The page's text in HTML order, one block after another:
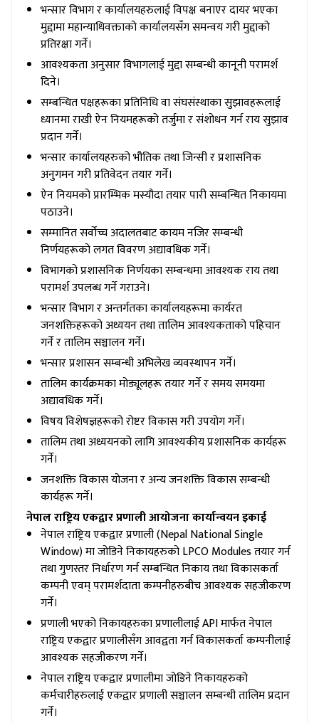
भन्सार विभाग र कार्यालयहरुलाई विपक्ष बनाएर दायर भएका
मुद्दामा महान्याधिवक्ताको कार्यालयसँग समन्वय गरी मुद्दाको
प्रतिरक्षा गर्ने।
आवश्यकता अनुसार विभागलाई मुद्दा सम्बन्धी कानूनी परामर्श
दिने।
सम्बन्धित पक्षहरूका प्रतिनिधि वा संघसंस्थाका सुझावहरूलाई
ध्यानमा राखी ऐन नियमहरूको तर्जुमा र संशोधन गर्न राय सुझाव
प्रदान गर्ने।
भन्सार कार्यालयहरुको भौतिक तथा जिन्सी र प्रशासनिक
अनुगमन गरी प्रतिवेदन तयार गर्ने।
ऐन नियमको प्रारम्भिक मस्यौदा तयार पारी सम्बन्धित निकायमा
पठाउने।
सम्मानित सर्वोच्च अदालतबाट कायम नजिर सम्बन्धी
निर्णयहरूको लगत विवरण अद्यावधिक गर्ने।
विभागको प्रशासनिक निर्णयका सम्बन्धमा आवश्यक राय तथा
परामर्श उपलब्ध गर्ने गराउने।
भन्सार विभाग र अन्तर्गतका कार्यालयहरूमा कार्यरत
जनशक्तिहरूको अध्ययन तथा तालिम आवश्यकताको पहिचान
गर्ने र तालिम सञ्चालन गर्ने।
भन्सार प्रशासन सम्बन्धी अभिलेख व्यवस्थापन गर्ने।
तालिम कार्यक्रमका मोड्यूलहरू तयार गर्ने र समय समयमा
अद्यावधिक गर्ने।
विषय विशेषज्ञहरूको रोष्टर विकास गरी उपयोग गर्ने।
तालिम तथा अध्ययनको लागि आवश्यकीय प्रशासनिक कार्यहरू
गर्ने।
जनशक्ति विकास योजना र अन्य जनशक्ति विकास सम्बन्धी
कार्यहरू गर्ने।
नेपाल राष्ट्रिय एकद्वार प्रणाली आयोजना कार्यान्वयन इकाई
नेपाल राष्ट्रिय एकद्वार प्रणाली (Nepal National Single
Window) मा जोडिने निकायहरुको LPCO Modules तयार गर्न
तथा गुणस्तर निर्धारण गर्न सम्बन्धित निकाय तथा विकासकर्ता
कम्पनी एवम् परामर्शदाता कम्पनीहरुबीच आवश्यक सहजीकरण
गर्ने।
प्रणाली भएको निकायहरुका प्रणालीलाई API मार्फत नेपाल
राष्ट्रिय एकद्वार प्रणालीसँग आवद्वता गर्न विकासकर्ता कम्पनीलाई
आवश्यक सहजीकरण गर्ने।
नेपाल राष्ट्रिय एकद्वार प्रणालीमा जोडिने निकायहरुको
कर्मचारीहरुलाई एकद्वार प्रणाली सञ्चालन सम्बन्धी तालिम प्रदान
गर्ने।